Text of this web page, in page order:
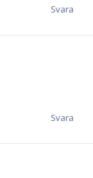
Svara
Svara